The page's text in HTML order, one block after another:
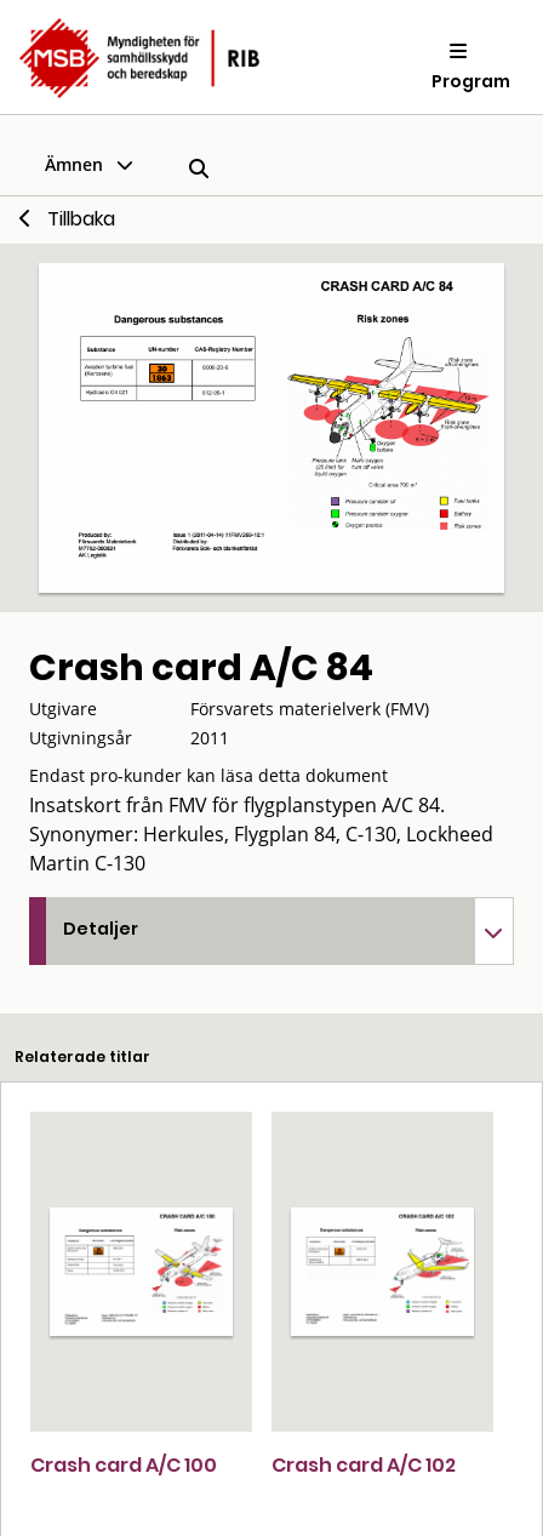
Program
Ämnen
Tillbaka
Crash card A/C 84
Utgivare
Försvarets materielverk (FMV)
Utgivningsår
2011
Endast pro-kunder kan läsa detta dokument
Insatskort från FMV för flygplanstypen A/C 84.
Synonymer: Herkules, Flygplan 84, C-130, Lockheed
Martin C-130
Detaljer
Relaterade titlar
Crash card A/C 100 Crash card A/C 102